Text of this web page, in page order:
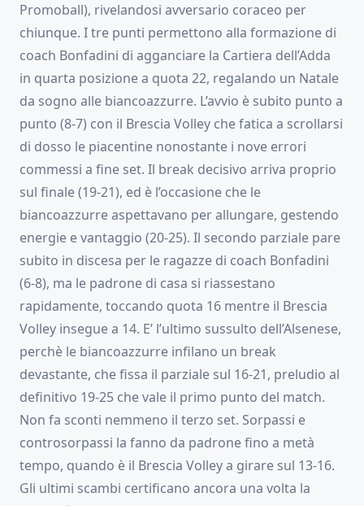
Promoball), rivelandosi avversario coraceo per
chiunque. I tre punti permettono alla formazione di
coach Bonfadini di agganciare la Cartiera dell’Adda
in quarta posizione a quota 22, regalando un Natale
da sogno alle biancoazzurre. L’avvio è subito punto a
punto (8-7) con il Brescia Volley che fatica a scrollarsi
di dosso le piacentine nonostante i nove errori
commessi a fine set. Il break decisivo arriva proprio
sul finale (19-21), ed è l’occasione che le
biancoazzurre aspettavano per allungare, gestendo
energie e vantaggio (20-25). Il secondo parziale pare
subito in discesa per le ragazze di coach Bonfadini
(6-8), ma le padrone di casa si riassestano
rapidamente, toccando quota 16 mentre il Brescia
Volley insegue a 14. E’ l’ultimo sussulto dell’Alsenese,
perchè le biancoazzurre infilano un break
devastante, che fissa il parziale sul 16-21, preludio al
definitivo 19-25 che vale il primo punto del match.
Non fa sconti nemmeno il terzo set. Sorpassi e
controsorpassi la fanno da padrone fino a metà
tempo, quando è il Brescia Volley a girare sul 13-16.
Gli ultimi scambi certificano ancora una volta la